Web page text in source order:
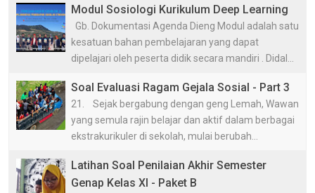
Modul Sosiologi Kurikulum Deep Learning
Gb. Dokumentasi Agenda Dieng Modul adalah satu
kesatuan bahan pembelajaran yang dapat
dipelajari oleh peserta didik secara mandiri . Didal...
Soal Evaluasi Ragam Gejala Sosial - Part 3
21. Sejak bergabung dengan geng Lemah, Wawan
yang semula rajin belajar dan aktif dalam berbagai
ekstrakurikuler di sekolah, mulai berubah...
Latihan Soal Penilaian Akhir Semester
Genap Kelas XI - Paket B